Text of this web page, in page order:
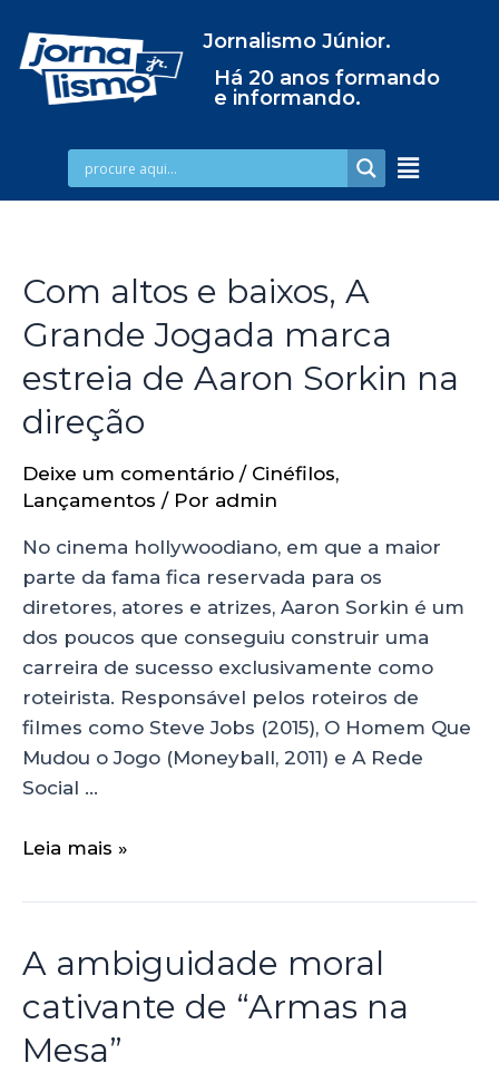
Jornalismo Júnior.
Há 20 anos formando
e informando.
Com altos e baixos, A
Grande Jogada marca
estreia de Aaron Sorkin na
direção
Deixe um comentário / Cinéfilos,
Lançamentos / Por admin
No cinema hollywoodiano, em que a maior
parte da fama fica reservada para os
diretores, atores e atrizes, Aaron Sorkin é um
dos poucos que conseguiu construir uma
carreira de sucesso exclusivamente como
roteirista. Responsável pelos roteiros de
filmes como Steve Jobs (2015), O Homem Que
Mudou o Jogo (Moneyball, 2011) e A Rede
Social …
Leia mais »
A ambiguidade moral
cativante de “Armas na
Mesa”